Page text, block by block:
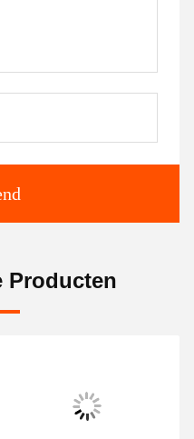
Producten